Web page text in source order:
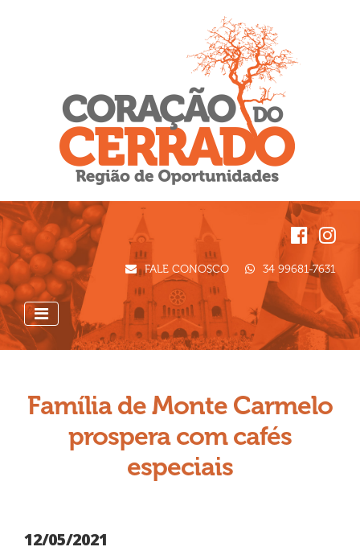
FALE CONOSCO 34 99681-7631
Família de Monte Carmelo
prospera com cafés
especiais
12/05/2021